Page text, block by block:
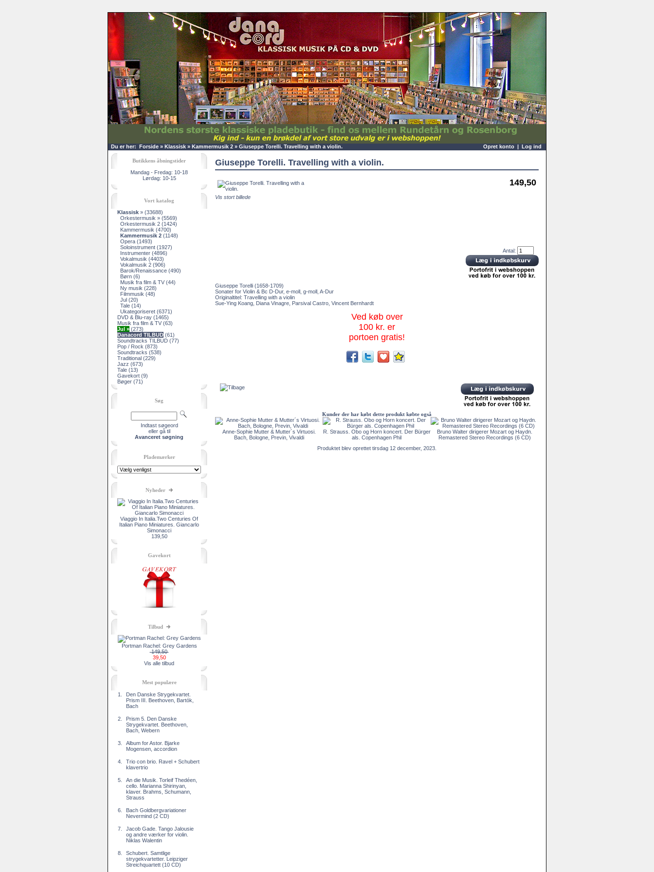
Du er her: Forside » Klassisk » Kammermusik 2 » Giuseppe Torelli. Travelling with a violin. Opret konto | Log ind
Butikkens åbningstider
Mandag - Fredag: 10-18
Lørdag: 10-15
Vort katalog
Klassisk » (33688)
Orkestermusik » (5569)
Orkestermusik 2 (1424)
Kammermusik (4700)
Kammermusik 2 (1148)
Opera (1493)
Soloinstrument (1927)
Instrumenter (4896)
Vokalmusik (4403)
Vokalmusik 2 (906)
Barok/Renaissance (490)
Børn (6)
Musik fra film & TV (44)
Ny musik (228)
Filmmusik (48)
Jul (20)
Tale (14)
Ukategoriseret (6371)
DVD & Blu-ray (1465)
Musik fra film & TV (63)
Jul » (273)
Danacord TILBUD (61)
Soundtracks TILBUD (77)
Pop / Rock (873)
Soundtracks (538)
Traditional (229)
Jazz (673)
Tale (13)
Gavekort (9)
Bøger (71)
Søg
Indtast søgeord
eller gå til
Avanceret søgning
Plademærker
Nyheder
Viaggio In Italia.Two Centuries Of
Italian Piano Miniatures. Giancarlo
Simonacci
139,50
Gavekort
Tilbud
Portman Rachel: Grey Gardens
149,50
39,50
Vis alle tilbud
Mest populære
1.
Den Danske Strygekvartet.
Prism III. Beethoven, Bartók,
Bach
2.
Prism 5. Den Danske
Strygekvartet. Beethoven,
Bach, Webern
3.
Album for Astor. Bjarke
Mogensen, accordion
4.
Trio con brio. Ravel + Schubert
klavertrio
5.
An die Musik. Torleif Thedéen,
cello. Marianna Shirinyan,
klaver. Brahms, Schumann,
Strauss
6.
Bach Goldbergvariationer
Nevermind (2 CD)
7.
Jacob Gade. Tango Jalousie
og andre værker for violin.
Niklas Walentin
8.
Schubert. Samtlige
strygekvartetter. Leipziger
Streichquartett (10 CD)
Giuseppe Torelli. Travelling with a violin.
Vis stort billede
149,50
Antal:
Giuseppe Torelli (1658-1709)
Sonater for Violin & Bc D-Dur, e-moll, g-moll, A-Dur
Originaltitel: Travelling with a violin
Sue-Ying Koang, Diana Vinagre, Parsival Castro, Vincent Bernhardt
Ved køb over
100 kr. er
portoen gratis!
Kunder der har købt dette produkt købte også
Anne-Sophie Mutter & Mutter´s Virtuosi.
Bach, Bologne, Previn, Vivaldi
R. Strauss. Obo og Horn koncert. Der Bürger
als. Copenhagen Phil
Bruno Walter dirigerer Mozart og Haydn.
Remastered Stereo Recordings (6 CD)
Produktet blev oprettet tirsdag 12 december, 2023.